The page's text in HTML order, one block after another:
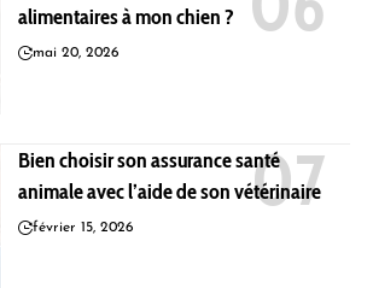
alimentaires à mon chien ?
mai 20, 2026
Bien choisir son assurance santé
animale avec l’aide de son vétérinaire
février 15, 2026